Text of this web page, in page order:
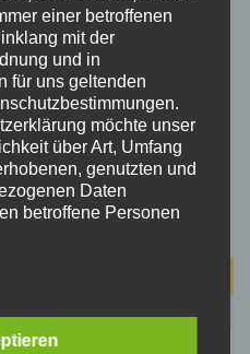
F S
S
einer betroffenen
mit der
und in
für uns geltenden
möchte unser
über Art, Umfang
genutzten und
Daten
betroffene Personen
Verantwortlicher
einen möglichst
diese Internetseite